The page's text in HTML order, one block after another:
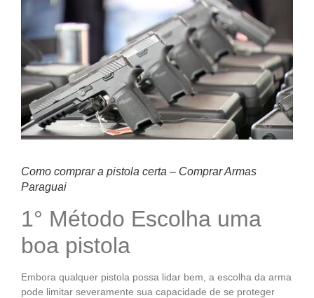
Como comprar a pistola certa – Comprar Armas
Paraguai
1° Método Escolha uma
boa pistola
Embora qualquer pistola possa lidar bem, a escolha da arma
pode limitar severamente sua capacidade de se proteger